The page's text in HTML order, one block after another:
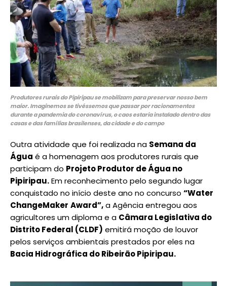
Produtores rurais do Pipiripau se mobilizam para preservar nosso bem
maior. Imaginemos se tivéssemos que passar por racionamentos
durante a pandemia do coronavírus, o caos estaria instalado dentro das
casas e das famílias brasilenses, da cidade e do campo
Outra atividade que foi realizada na Semana da
Água é a homenagem aos produtores rurais que
participam do Projeto Produtor de Água no
Pipiripau.Em reconhecimento pelo segundo lugar
conquistado no início deste ano no concurso “Water
ChangeMaker Award”,a Agência entregou aos
agricultores um diploma e a Câmara Legislativa do
Distrito Federal (CLDF) emitirá moção de louvor
pelos serviços ambientais prestados por eles na
Bacia Hidrográfica do Ribeirão Pipiripau.